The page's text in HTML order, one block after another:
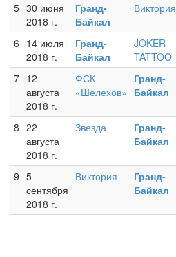
5 30 июня
2018 г.
Гранд-
Байкал
Виктория
6 14 июля
2018 г.
Гранд-
Байкал
JOKER
TATTOO
7 12
августа
2018 г.
ФСК
«Шелехов»
Гранд-
Байкал
8 22
августа
2018 г.
Звезда
Гранд-
Байкал
9 5
сентября
2018 г.
Виктория
Гранд-
Байкал